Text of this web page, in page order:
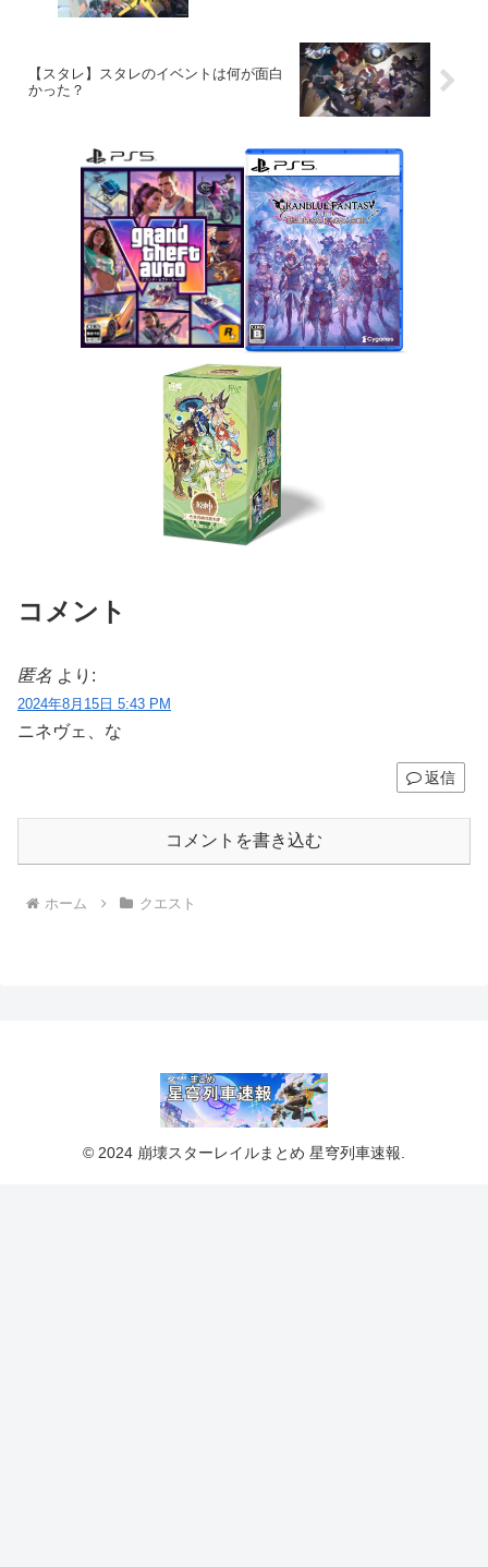
【スタレ】スタレのイベントは何が面白
かった？
コメント
匿名 より:
2024年8月15日 5:43 PM
ニネヴェ、な
返信
コメントを書き込む
ホーム クエスト
© 2024 崩壊スターレイルまとめ 星穹列車速報.